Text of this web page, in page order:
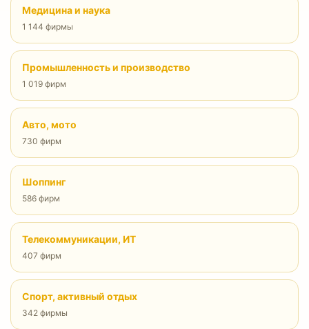
Медицина и наука
1 144 фирмы
Промышленность и производство
1 019 фирм
Авто, мото
730 фирм
Шоппинг
586 фирм
Телекоммуникации, ИТ
407 фирм
Спорт, активный отдых
342 фирмы